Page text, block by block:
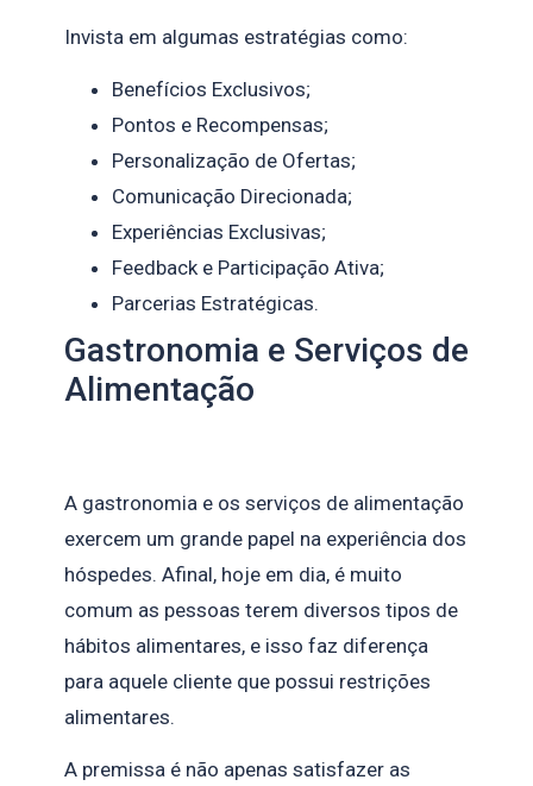
Invista em algumas estratégias como:
Benefícios Exclusivos;
Pontos e Recompensas;
Personalização de Ofertas;
Comunicação Direcionada;
Experiências Exclusivas;
Feedback e Participação Ativa;
Parcerias Estratégicas.
Gastronomia e Serviços de
Alimentação
A gastronomia e os serviços de alimentação
exercem um grande papel na experiência dos
hóspedes. Afinal, hoje em dia, é muito
comum as pessoas terem diversos tipos de
hábitos alimentares, e isso faz diferença
para aquele cliente que possui restrições
alimentares.
A premissa é não apenas satisfazer as